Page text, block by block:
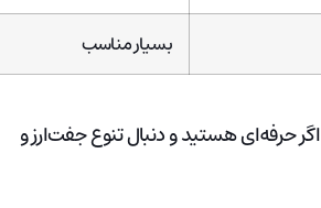
بسیار مناسب
حرفه‌ای هستید و دنبال تنوع جفت‌ارز و